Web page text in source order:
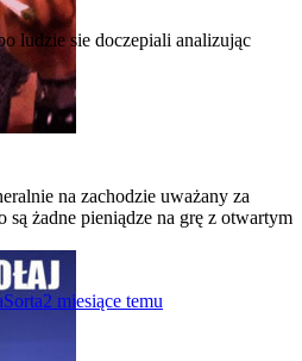
ludzie sie doczepiali analizując
na zachodzie uważany za
są żadne pieniądze na grę z otwartym
2 miesiące temu